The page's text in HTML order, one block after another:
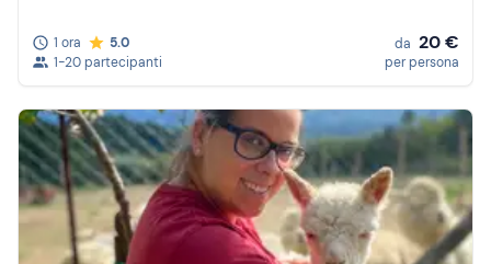
1 ora
5.0
1-20 partecipanti
da 20 €
per persona